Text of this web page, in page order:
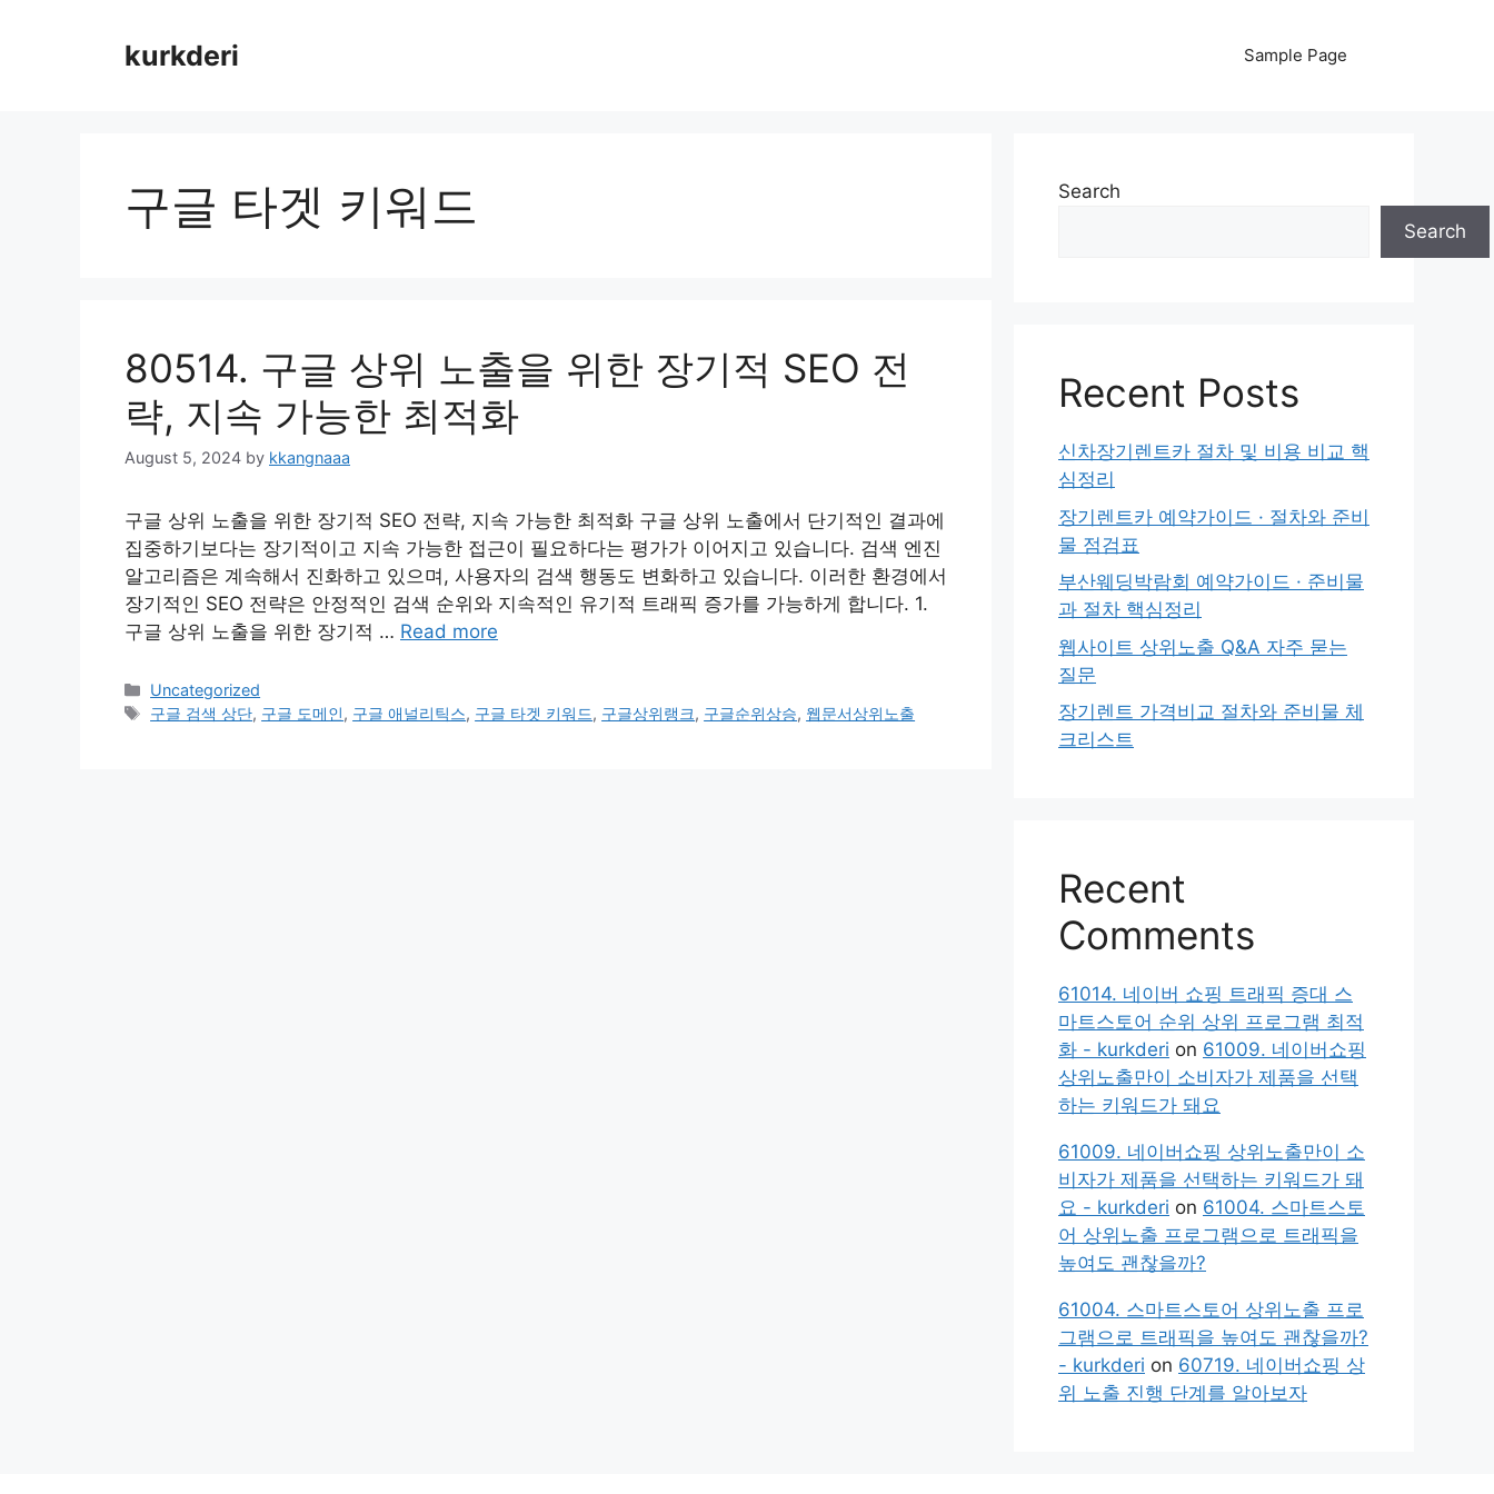
kurkderi Sample Page
구글 타겟 키워드
80514. 구글 상위 노출을 위한 장기적 SEO 전
략, 지속 가능한 최적화
August 5, 2024 by kkangnaaa
구글 상위 노출을 위한 장기적 SEO 전략, 지속 가능한 최적화 구글 상위 노출에서 단기적인 결과에
집중하기보다는 장기적이고 지속 가능한 접근이 필요하다는 평가가 이어지고 있습니다. 검색 엔진
알고리즘은 계속해서 진화하고 있으며, 사용자의 검색 행동도 변화하고 있습니다. 이러한 환경에서
장기적인 SEO 전략은 안정적인 검색 순위와 지속적인 유기적 트래픽 증가를 가능하게 합니다. 1.
구글 상위 노출을 위한 장기적 … Read more
Categories
Uncategorized
Tags
구글 검색 상단, 구글 도메인, 구글 애널리틱스, 구글 타겟 키워드, 구글상위랭크, 구글순위상승, 웹문서상위노출
Search
Search
Recent Posts
신차장기렌트카 절차 및 비용 비교 핵
심정리
장기렌트카 예약가이드 · 절차와 준비
물 점검표
부산웨딩박람회 예약가이드 · 준비물
과 절차 핵심정리
웹사이트 상위노출 Q&A 자주 묻는
질문
장기렌트 가격비교 절차와 준비물 체
크리스트
Recent
Comments
61014. 네이버 쇼핑 트래픽 증대 스
마트스토어 순위 상위 프로그램 최적
화 - kurkderi on 61009. 네이버쇼핑
상위노출만이 소비자가 제품을 선택
하는 키워드가 돼요
61009. 네이버쇼핑 상위노출만이 소
비자가 제품을 선택하는 키워드가 돼
요 - kurkderi on 61004. 스마트스토
어 상위노출 프로그램으로 트래픽을
높여도 괜찮을까?
61004. 스마트스토어 상위노출 프로
그램으로 트래픽을 높여도 괜찮을까?
- kurkderi on 60719. 네이버쇼핑 상
위 노출 진행 단계를 알아보자